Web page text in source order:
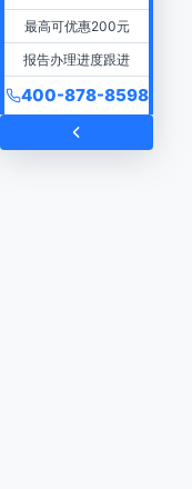
最高可优惠200元
报告办理进度跟进
400-878-8598